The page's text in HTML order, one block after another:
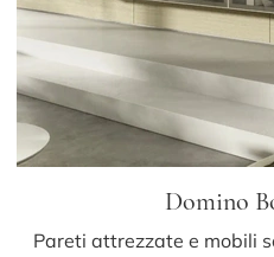
Domino